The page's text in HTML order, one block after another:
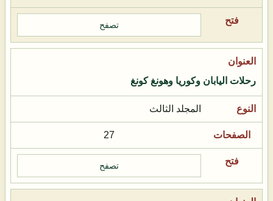
تصفح
رحلات اليابان وكوريا وهونغ كونغ
المجلد الثالث
27
تصفح